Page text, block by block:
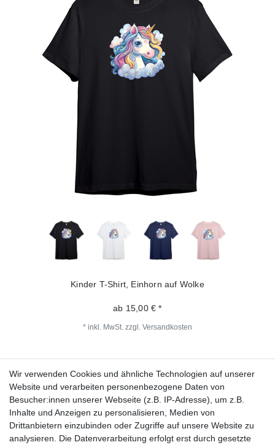
Kinder T-Shirt, Einhorn auf Wolke
ab 15,00 € *
* inkl. MwSt. zzgl. Versandkosten
Fragen zur Bestellung?
Zahlungsarten
Wir verwenden Cookies und ähnliche Technologien auf unserer
Website und verarbeiten personenbezogene Daten von
Besucher:innen unserer Webseite (z.B. IP-Adresse), um z.B.
Inhalte und Anzeigen zu personalisieren, Medien von
Drittanbietern einzubinden oder Zugriffe auf unsere Website zu
analysieren. Die Datenverarbeitung erfolgt erst durch gesetzte